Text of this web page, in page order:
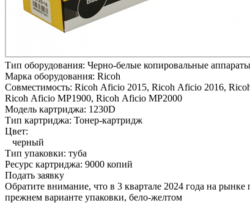
Тип оборудования: Черно-белые копировальные
Марка оборудования: Ricoh
Совместимость: Ricoh Aficio 2015, Ricoh Aficio 2016,
Ricoh Aficio MP1900, Ricoh Aficio MP2000
Модель картриджа: 1230D
Тип картриджа: Тонер-картридж
Цвет:
черный
Тип упаковки: туба
Ресурс картриджа: 9000 копий
Подать заявку
Обратите внимание, что в 3 квартале 2024 года на
прежнем варианте упаковки, бело-желтом